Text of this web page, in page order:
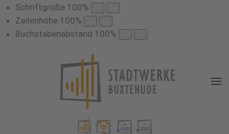
Schriftgröße 100%
Zeilenhöhe 100%
Buchstabenabstand 100%